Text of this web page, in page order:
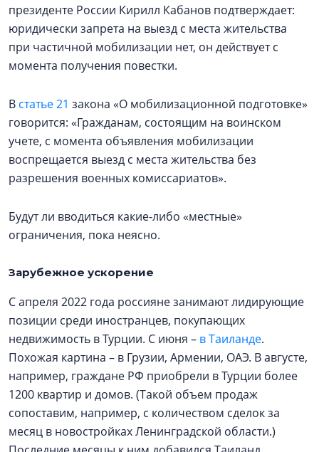
президенте России Кирилл Кабанов подтверждает:
юридически запрета на выезд с места жительства
при частичной мобилизации нет, он действует с
момента получения повестки.
В статье 21 закона «О мобилизационной подготовке»
говорится: «Гражданам, состоящим на воинском
учете, с момента объявления мобилизации
воспрещается выезд с места жительства без
разрешения военных комиссариатов».
Будут ли вводиться какие-либо «местные»
ограничения, пока неясно.
Зарубежное ускорение
С апреля 2022 года россияне занимают лидирующие
позиции среди иностранцев, покупающих
недвижимость в Турции. С июня – в Таиланде.
Похожая картина – в Грузии, Армении, ОАЭ. В августе,
например, граждане РФ приобрели в Турции более
1200 квартир и домов. (Такой объем продаж
сопоставим, например, с количеством сделок за
месяц в новостройках Ленинградской области.)